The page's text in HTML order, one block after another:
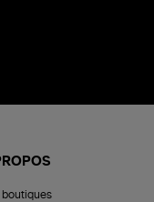
boutiques